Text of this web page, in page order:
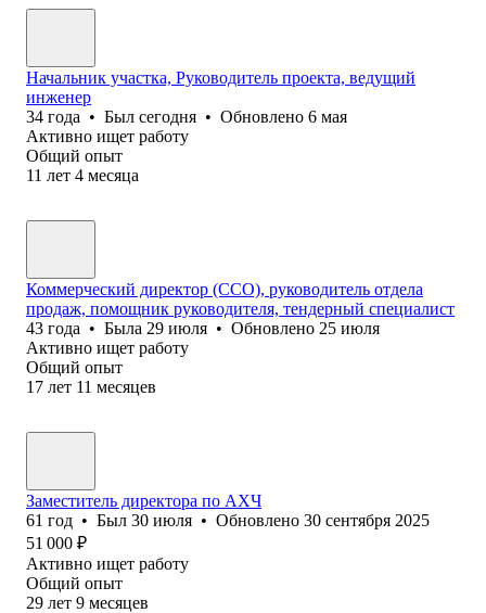
Начальник участка, Руководитель проекта, ведущий
инженер
34 года • Был сегодня • Обновлено 6 мая
Активно ищет работу
Общий опыт
11 лет 4 месяца
Коммерческий директор (CCO), руководитель отдела
продаж, помощник руководителя, тендерный специалист
43 года • Была 29 июля • Обновлено 25 июля
Активно ищет работу
Общий опыт
17 лет 11 месяцев
Заместитель директора по АХЧ
61 год • Был 30 июля • Обновлено 30 сентября 2025
51 000 ₽
Активно ищет работу
Общий опыт
29 лет 9 месяцев